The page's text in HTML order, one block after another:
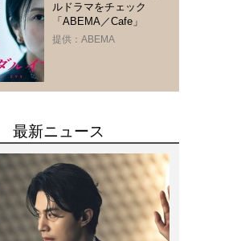
ルドラマをチェック
「ABEMA／Cafe」
提供：ABEMA